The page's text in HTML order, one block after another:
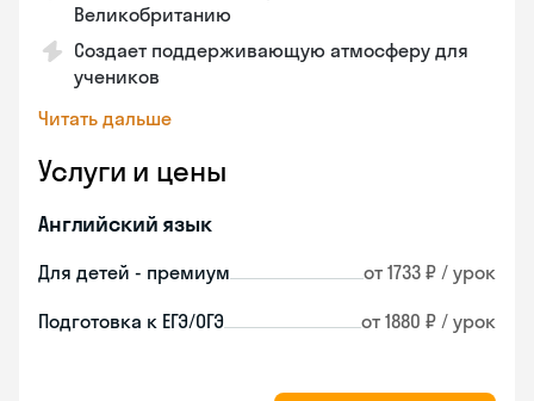
Великобританию
Создает поддерживающую атмосферу для
учеников
Читать дальше
Услуги и цены
Английский язык
Для детей - премиум от 1733 ₽ / урок
Подготовка к ЕГЭ/ОГЭ от 1880 ₽ / урок